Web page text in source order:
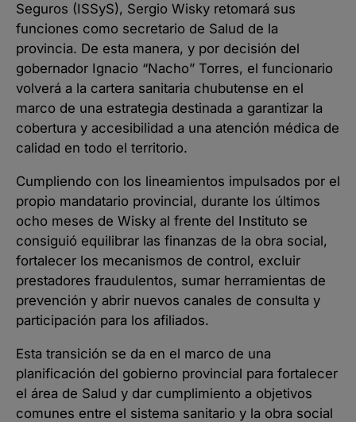
Seguros (ISSyS), Sergio Wisky retomará sus
funciones como secretario de Salud de la
provincia. De esta manera, y por decisión del
gobernador Ignacio “Nacho” Torres, el funcionario
volverá a la cartera sanitaria chubutense en el
marco de una estrategia destinada a garantizar la
cobertura y accesibilidad a una atención médica de
calidad en todo el territorio.
Cumpliendo con los lineamientos impulsados por el
propio mandatario provincial, durante los últimos
ocho meses de Wisky al frente del Instituto se
consiguió equilibrar las finanzas de la obra social,
fortalecer los mecanismos de control, excluir
prestadores fraudulentos, sumar herramientas de
prevención y abrir nuevos canales de consulta y
participación para los afiliados.
Esta transición se da en el marco de una
planificación del gobierno provincial para fortalecer
el área de Salud y dar cumplimiento a objetivos
comunes entre el sistema sanitario y la obra social